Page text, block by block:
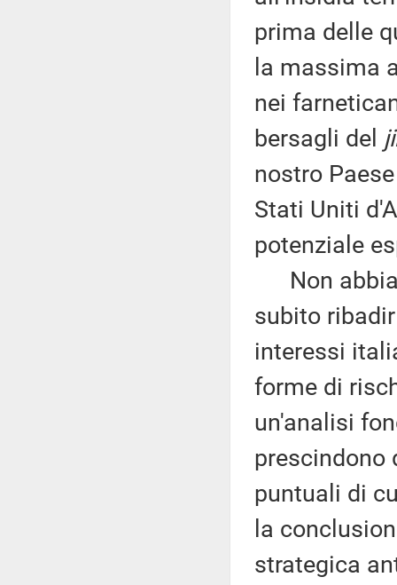
prima delle
la massima
nei
bersagli del
nostro
Stati Uniti
potenziale
Non
subito
interessi
forme di
un'analisi
prescindono
puntuali di
la
strategica